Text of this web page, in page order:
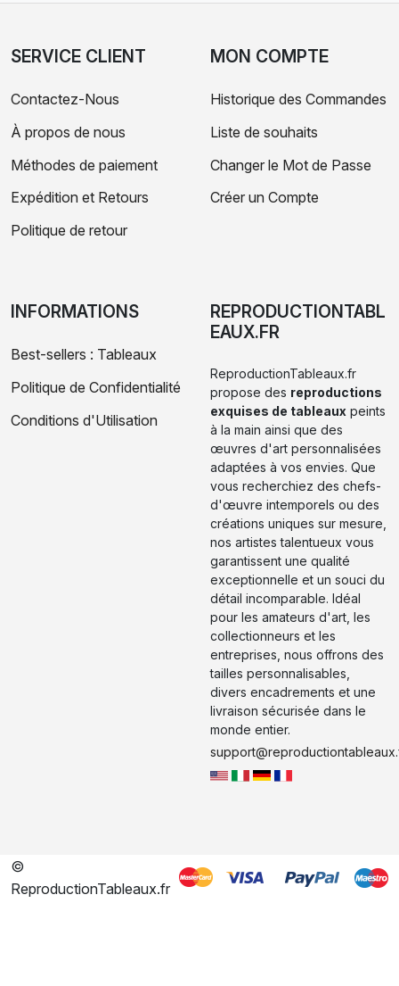
SERVICE CLIENT
Contactez-Nous
À propos de nous
Méthodes de paiement
Expédition et Retours
Politique de retour
MON COMPTE
Historique des Commandes
Liste de souhaits
Changer le Mot de Passe
Créer un Compte
INFORMATIONS
Best-sellers : Tableaux
Politique de Confidentialité
Conditions d'Utilisation
REPRODUCTIONTABL
EAUX.FR
ReproductionTableaux.fr
propose des reproductions
exquises de tableaux peints
à la main ainsi que des
œuvres d'art personnalisées
adaptées à vos envies. Que
vous recherchiez des chefs-
d'œuvre intemporels ou des
créations uniques sur mesure,
nos artistes talentueux vous
garantissent une qualité
exceptionnelle et un souci du
détail incomparable. Idéal
pour les amateurs d'art, les
collectionneurs et les
entreprises, nous offrons des
tailles personnalisables,
divers encadrements et une
livraison sécurisée dans le
monde entier.
©
ReproductionTableaux.fr